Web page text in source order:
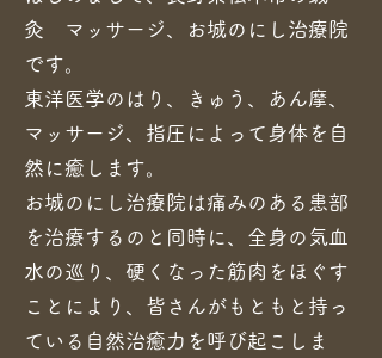
灸 マッサージ、お城のにし治療院
です。
東洋医学のはり、きゅう、あん摩、
マッサージ、指圧によって身体を自
然に癒します。
お城のにし治療院は痛みのある患部
を治療するのと同時に、全身の気血
水の巡り、硬くなった筋肉をほぐす
ことにより、皆さんがもともと持っ
ている自然治癒力を呼び起こしま